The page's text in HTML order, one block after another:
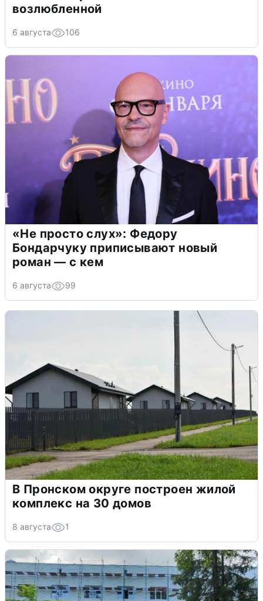
возлюбленной
6 августа 106
«Не просто слух»: Федору
Бондарчуку приписывают новый
роман — с кем
6 августа 99
В Пронском округе построен жилой
комплекс на 30 домов
8 августа 1